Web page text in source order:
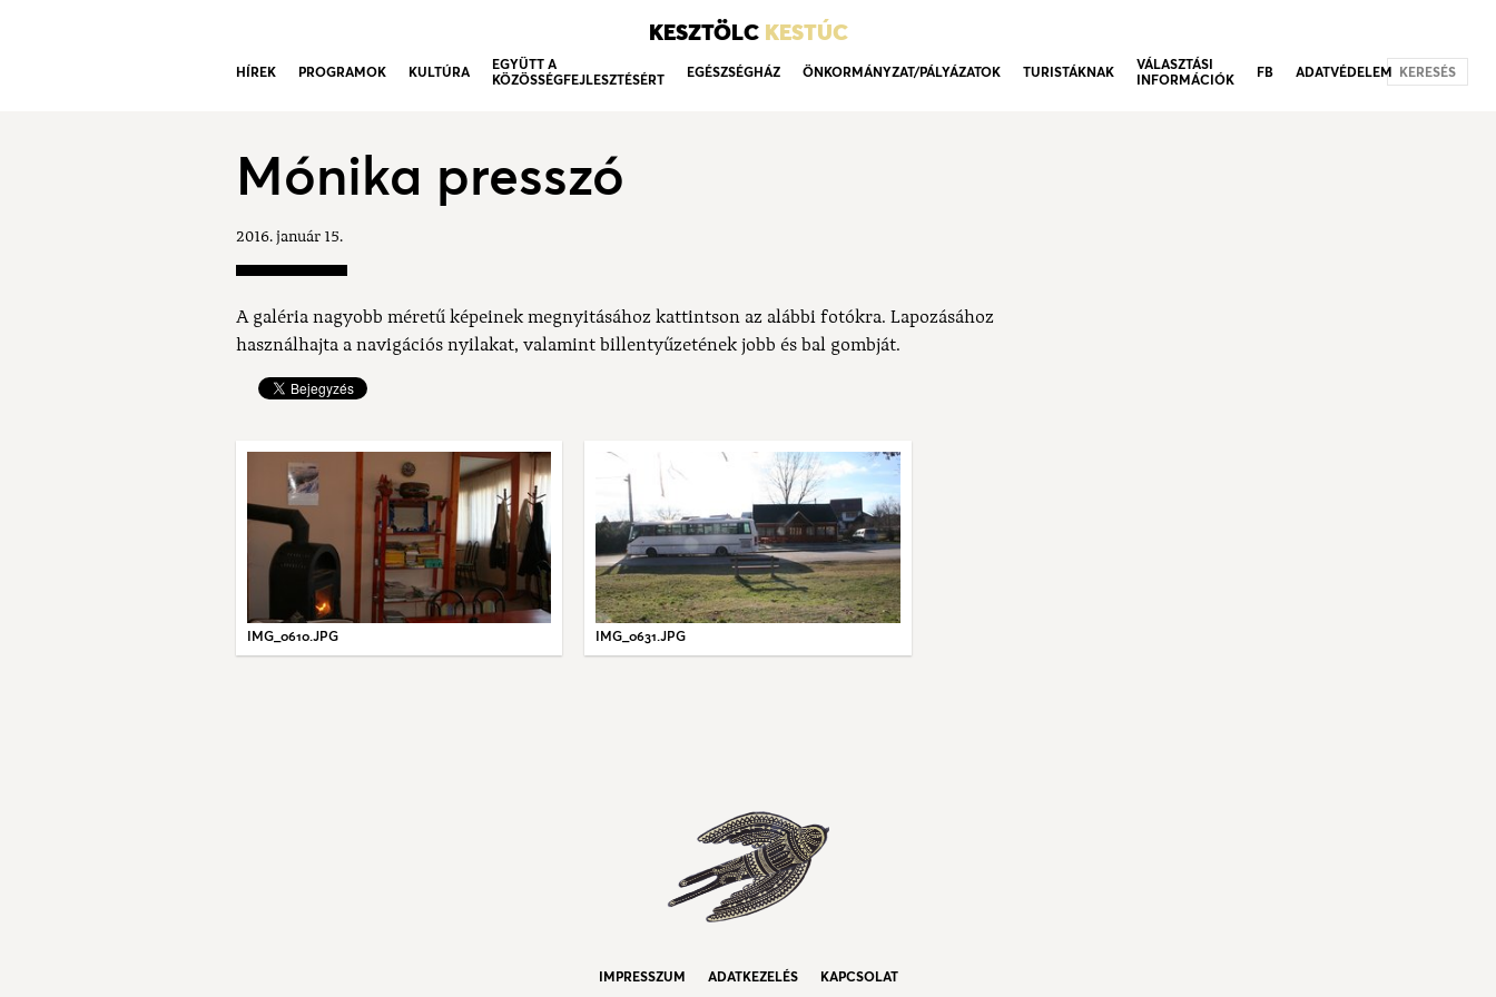
KESZTÖLC KESTÚC
HÍREK PROGRAMOK KULTÚRA
EGYÜTT A
KÖZÖSSÉGFEJLESZTÉSÉRT
EGÉSZSÉGHÁZ ÖNKORMÁNYZAT/PÁLYÁZATOK TURISTÁKNAK
VÁLASZTÁSI
INFORMÁCIÓK
FB ADATVÉDELEM KERESÉS
Mónika presszó
2016. január 15.
A galéria nagyobb méretű képeinek megnyitásához kattintson az alábbi fotókra. Lapozásához
használhajta a navigációs nyilakat, valamint billentyűzetének jobb és bal gombját.
IMG_0610.JPG IMG_0631.JPG
IMPRESSZUM ADATKEZELÉS KAPCSOLAT